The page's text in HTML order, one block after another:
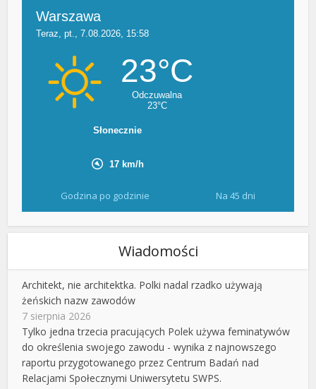
Godzina po godzinie Na 45 dni
Wiadomości
Architekt, nie architektka. Polki nadal rzadko używają
żeńskich nazw zawodów
7 sierpnia 2026
Tylko jedna trzecia pracujących Polek używa feminatywów
do określenia swojego zawodu - wynika z najnowszego
raportu przygotowanego przez Centrum Badań nad
Relacjami Społecznymi Uniwersytetu SWPS.